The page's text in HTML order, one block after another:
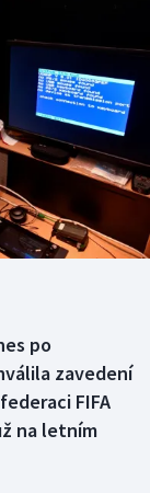
po
zavedení
FIFA
na letním